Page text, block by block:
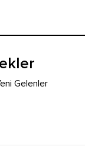
Gelenler